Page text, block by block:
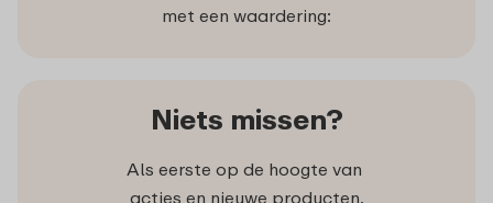
met een waardering:
Niets missen?
Als eerste op de hoogte van
acties en nieuwe producten.